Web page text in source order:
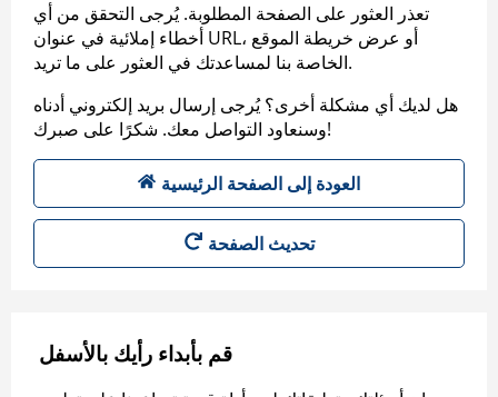
تعذر العثور على الصفحة المطلوبة. يُرجى التحقق من أي
أخطاء إملائية في عنوان URL، أو عرض خريطة الموقع
الخاصة بنا لمساعدتك في العثور على ما تريد.
هل لديك أي مشكلة أخرى؟ يُرجى إرسال بريد إلكتروني أدناه
وسنعاود التواصل معك. شكرًا على صبرك!
العودة إلى الصفحة الرئيسية
تحديث الصفحة
قم بأبداء رأيك بالأسفل